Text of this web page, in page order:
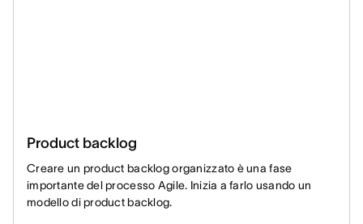
Product backlog
Creare un product backlog organizzato è una fase
importante del processo Agile. Inizia a farlo usando un
modello di product backlog.